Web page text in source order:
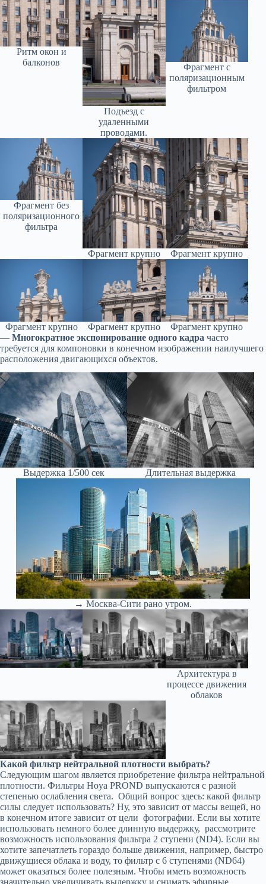
Ритм окон и
балконов
Подъезд с
удаленными
проводами.
Фрагмент с
поляризационным
фильтром
Фрагмент без
поляризационного
фильтра
Фрагмент крупно Фрагмент крупно
Фрагмент крупно Фрагмент крупно
Фрагмент крупно
— Многократное экспонирование одного кадра часто
требуется для компоновки в конечном изображении наилучшего
расположения двигающихся объектов.
Выдержка 1/500 сек Длительная выдержка
→ Москва-Сити рано утром.
Архитектура в
процессе движения
облаков
Какой фильтр нейтральной плотности выбрать?
Следующим шагом является приобретение фильтра нейтральной
плотности. Фильтры Hoya PROND выпускаются с разной
степенью ослабления света. Общий вопрос здесь: какой фильтр
силы следует использовать? Ну, это зависит от массы вещей, но
в конечном итоге зависит от цели фотографии. Если вы хотите
использовать немного более длинную выдержку, рассмотрите
возможность использования фильтра 2 ступени (ND4). Если вы
хотите запечатлеть гораздо больше движения, например, быстро
движущиеся облака и воду, то фильтр с 6 ступенями (ND64)
может оказаться более полезным. Чтобы иметь возможность